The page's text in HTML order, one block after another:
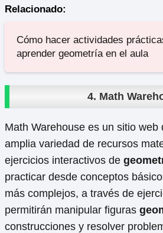
Relacionado:
Cómo hacer actividades
aprender geometría en el aula
4. Math
Math Warehouse es un sitio web
amplia variedad de recursos
ejercicios interactivos de
practicar desde conceptos
más complejos, a través de
permitirán manipular figuras
construcciones y resolver